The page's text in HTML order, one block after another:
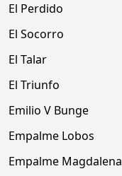
El Perdido
El Socorro
El Talar
El Triunfo
Emilio V Bunge
Empalme Lobos
Empalme Magdalena